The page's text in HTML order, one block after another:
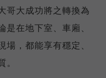
哥大成功將之轉換為
在地下室、車廂、
，都能享有穩定、